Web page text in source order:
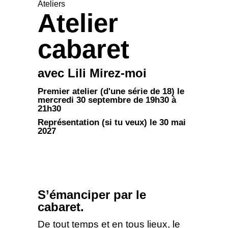
Ateliers
Atelier
cabaret
avec Lili Mirez-moi
Premier atelier (d'une série de 18) le
mercredi 30 septembre de 19h30 à
21h30
Représentation (si tu veux) le 30 mai
2027
S’émanciper par le
cabaret.
De tout temps et en tous lieux, le